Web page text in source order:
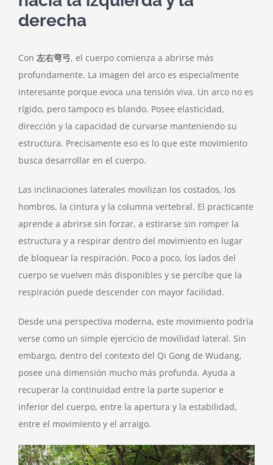
derecha
Con 左右弯弓, el cuerpo comienza a abrirse más
profundamente. La imagen del arco es especialmente
interesante porque evoca una tensión viva. Un arco no es
rígido, pero tampoco es blando. Posee elasticidad,
dirección y la capacidad de curvarse manteniendo su
estructura. Precisamente eso es lo que este movimiento
busca desarrollar en el cuerpo.
Las inclinaciones laterales movilizan los costados, los
hombros, la cintura y la columna vertebral. El practicante
aprende a abrirse sin forzar, a estirarse sin romper la
estructura y a respirar dentro del movimiento en lugar
de bloquear la respiración. Poco a poco, los lados del
cuerpo se vuelven más disponibles y se percibe que la
respiración puede descender con mayor facilidad.
Desde una perspectiva moderna, este movimiento podría
verse como un simple ejercicio de movilidad lateral. Sin
embargo, dentro del contexto del Qi Gong de Wudang,
posee una dimensión mucho más profunda. Ayuda a
recuperar la continuidad entre la parte superior e
inferior del cuerpo, entre la apertura y la estabilidad,
entre el movimiento y el arraigo.